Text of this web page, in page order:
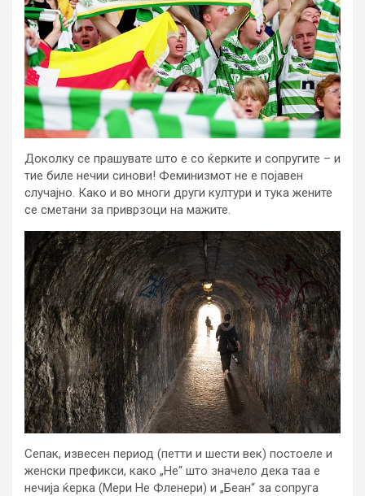
Доколку се прашувате што е со ќерките и сопругите – и
тие биле нечии синови! Феминизмот не е појавен
случајно. Како и во многи други култури и тука жените
се сметани за приврзоци на мажите.
Сепак, извесен период (петти и шести век) постоеле и
женски префикси, како „Не“ што значело дека таа е
нечија ќерка (Мери Не Фленери) и „Беан“ за сопруга